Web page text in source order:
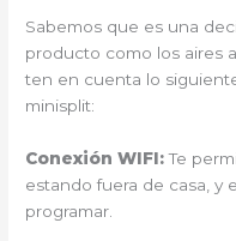
Sabemos que es una
producto como los aires
ten en cuenta lo
minisplit:
Conexión WIFI:Te
estando fuera de casa, y
programar.